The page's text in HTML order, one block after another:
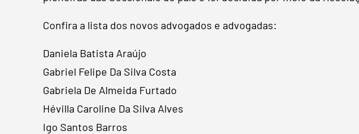
Confira a lista dos novos advogados e advogadas:
Daniela Batista Araújo
Gabriel Felipe Da Silva Costa
Gabriela De Almeida Furtado
Hévilla Caroline Da Silva Alves
Igo Santos Barros